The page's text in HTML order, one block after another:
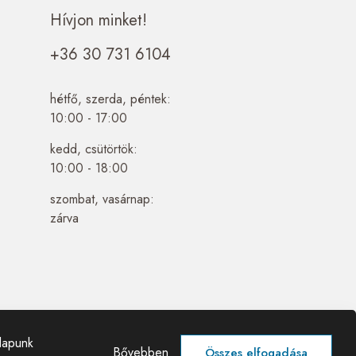
Hívjon minket!
+36 30 731 6104
hétfő, szerda, péntek:
10:00 - 17:00
kedd, csütörtök:
10:00 - 18:00
szombat, vasárnap:
zárva
Összes elfogadása